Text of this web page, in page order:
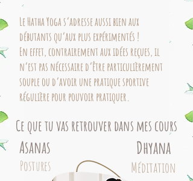
Le Hatha Yoga s’adresse aussi bien aux
débutants qu’aux plus expérimentés !
En effet, contrairement aux idées reçues, il
n’est pas nécessaire d’être particulièrement
souple ou d’avoir une pratique sportive
régulière pour pouvoir pratiquer
Ce que tu vas retrouver dans mes cours
Asanas
Postures
Dhyana
Méditation